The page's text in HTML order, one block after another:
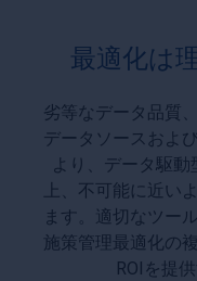
最適化は
劣等なデータ品質
データソースおよ
より、データ駆
上、不可能に近い
ます。適切なツー
施策管理最適化の
ROIを提